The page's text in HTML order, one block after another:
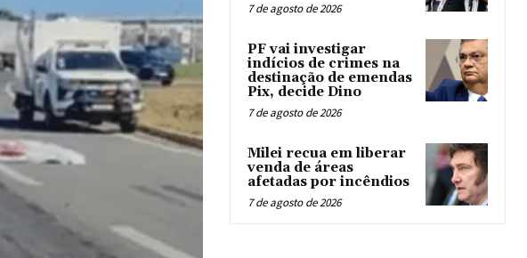
7 de agosto de 2026
PF vai investigar
indícios de crimes na
destinação de emendas
Pix, decide Dino
7 de agosto de 2026
Milei recua em liberar
venda de áreas
afetadas por incêndios
7 de agosto de 2026